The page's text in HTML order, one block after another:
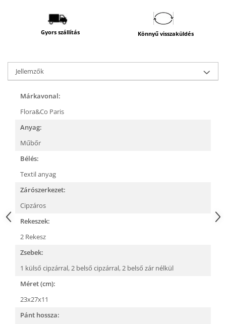
Gyors szállítás Könnyű visszaküldés
Jellemzők
Márkavonal:
Flora&Co Paris
Anyag:
Műbőr
Bélés:
Textil anyag
Zárószerkezet:
Cipzáros
Rekeszek:
2 Rekesz
Zsebek:
1 külső cipzárral,2 belső cipzárral,2 belső zár nélkül
Méret (cm):
23x27x11
Pánt hossza: